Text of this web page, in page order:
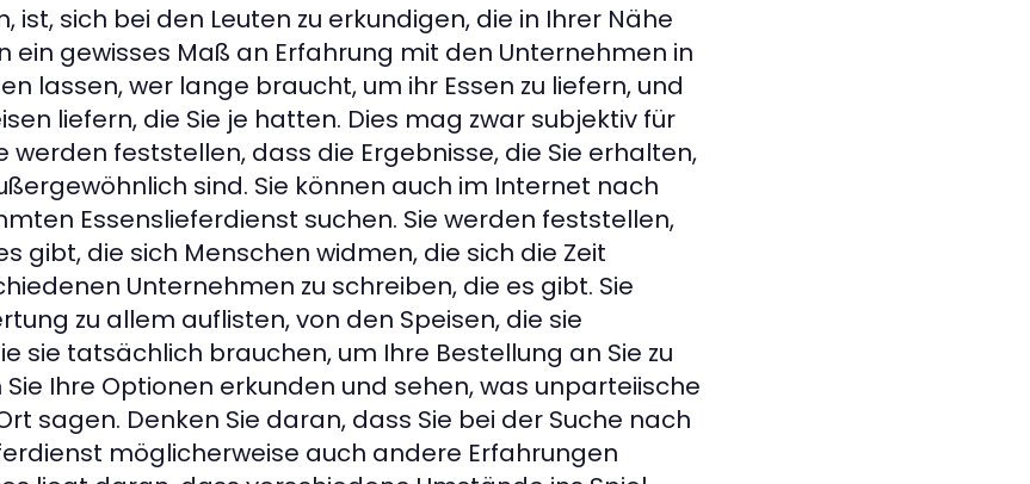
ist, sich bei den Leuten zu erkundigen, die in Ihrer Nähe
ein gewisses Maß an Erfahrung mit den Unternehmen in
lassen, wer lange braucht, um ihr Essen zu liefern, und
liefern, die Sie je hatten. Dies mag zwar subjektiv für
werden feststellen, dass die Ergebnisse, die Sie erhalten,
sind. Sie können auch im Internet nach
Essenslieferdienst suchen. Sie werden feststellen,
gibt, die sich Menschen widmen, die sich die Zeit
Unternehmen zu schreiben, die es gibt. Sie
zu allem auflisten, von den Speisen, die sie
sie tatsächlich brauchen, um Ihre Bestellung an Sie zu
Ihre Optionen erkunden und sehen, was unparteiische
sagen. Denken Sie daran, dass Sie bei der Suche nach
möglicherweise auch andere Erfahrungen